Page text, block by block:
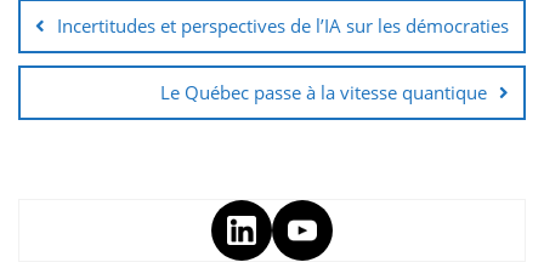
Incertitudes et perspectives de l’IA sur les démocraties
Le Québec passe à la vitesse quantique